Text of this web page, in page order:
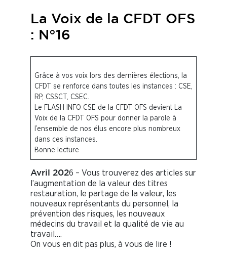
La Voix de la CFDT OFS
: N°16
Grâce à vos voix lors des dernières élections, la
CFDT se renforce dans toutes les instances : CSE,
RP, CSSCT, CSEC.
Le FLASH INFO CSE de la CFDT OFS devient La
Voix de la CFDT OFS pour donner la parole à
l’ensemble de nos élus encore plus nombreux
dans ces instances.
Bonne lecture
Avril 2026 – Vous trouverez des articles sur
l’augmentation de la valeur des titres
restauration, le partage de la valeur, les
nouveaux représentants du personnel, la
prévention des risques, les nouveaux
médecins du travail et la qualité de vie au
travail….
On vous en dit pas plus, à vous de lire !